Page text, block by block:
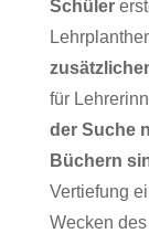
Schüler
für
der Suche
Büchern
Vertiefung
Wecken